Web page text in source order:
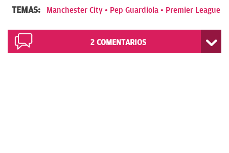
TEMAS: Manchester City Pep Guardiola Premier League
2 COMENTARIOS